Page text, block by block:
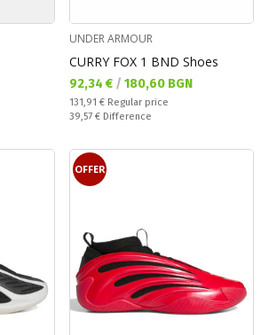
UNDER ARMOUR
CURRY FOX 1 BND Shoes
Текуща цена:
92,34 € / 180,60 BGN
Regular price:
131,91 € Regular price
Спестявате:
39,57 € Difference
OFFER